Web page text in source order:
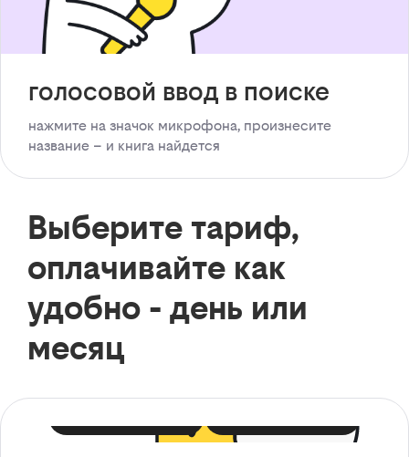
голосовой ввод в поиске
нажмите на значок микрофона, произнесите
название – и книга найдется
Выберите тариф,
оплачивайте как
удобно - день или
месяц